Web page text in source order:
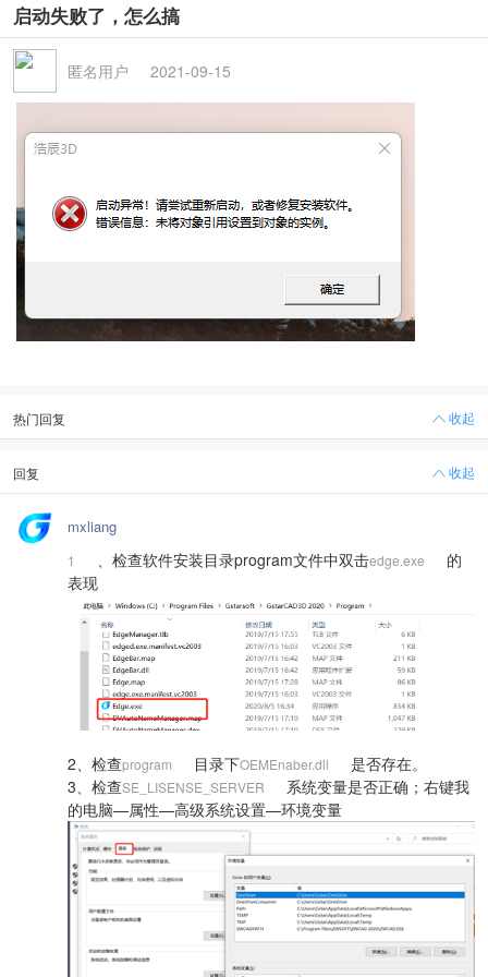
启动失败了，怎么搞
匿名用户 2021-09-15
热门回复 收起
回复 收起
mxliang
1 、检查软件安装目录program文件中双击edge.exe
的
表现
2、 检查program 目录下OEMEnaber.dll
是否存在。
3、检查SE_LISENSE_SERVER
系统变量是否正确；右键我
的电脑—属性—高级系统设置—环境变量